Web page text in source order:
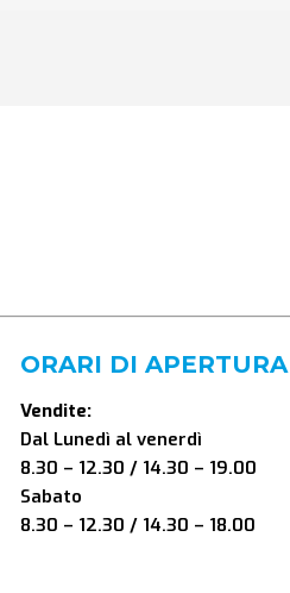
ORARI DI APERTURA
Vendite:
Dal Lunedì al venerdì
8.30 – 12.30 / 14.30 – 19.00
Sabato
8.30 – 12.30 / 14.30 – 18.00